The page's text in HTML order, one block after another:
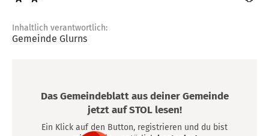
Inhaltlich verantwortlich:
Gemeinde Glurns
Das Gemeindeblatt aus deiner Gemeinde
jetzt auf STOL lesen!
Ein Klick auf den Button, registrieren und du bist